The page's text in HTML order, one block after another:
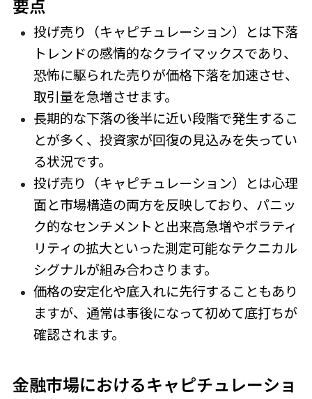
要点
投げ売り（キャピチュレーション）とは下落
トレンドの感情的なクライマックスであり、
恐怖に駆られた売りが価格下落を加速させ、
取引量を急増させます。
長期的な下落の後半に近い段階で発生するこ
とが多く、投資家が回復の見込みを失ってい
る状況です。
投げ売り（キャピチュレーション）とは心理
面と市場構造の両方を反映しており、パニッ
ク的なセンチメントと出来高急増やボラティ
リティの拡大といった測定可能なテクニカル
シグナルが組み合わさります。
価格の安定化や底入れに先行することもあり
ますが、通常は事後になって初めて底打ちが
確認されます。
金融市場におけるキャピチュレーショ